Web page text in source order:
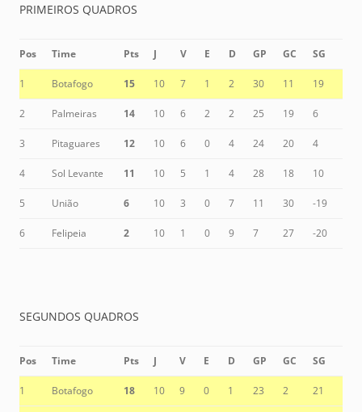
PRIMEIROS QUADROS
Pos Time Pts J V E D GP GC SG
1 Botafogo 15 10 7 1 2 30 11 19
2 Palmeiras 14 10 6 2 2 25 19 6
3 Pitaguares 12 10 6 0 4 24 20 4
4 Sol Levante 11 10 5 1 4 28 18 10
5 União 6 10 3 0 7 11 30 -19
6 Felipeia 2 10 1 0 9 7 27 -20
SEGUNDOS QUADROS
Pos Time Pts J V E D GP GC SG
1 Botafogo 18 10 9 0 1 23 2 21